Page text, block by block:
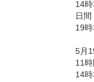
14
日間
19
5月
11
14